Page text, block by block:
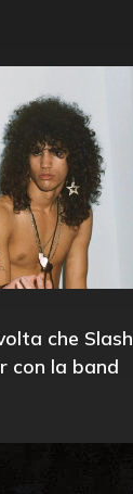
che Slash
con la band